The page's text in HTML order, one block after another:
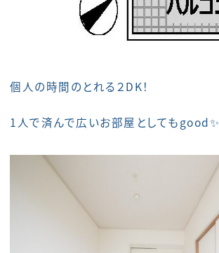
個人の時間のとれる２DK！
1人で済んで広いお部屋としてもgood✨